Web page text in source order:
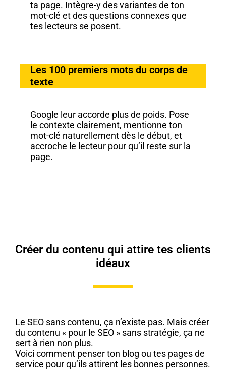
ta page. Intègre-y des variantes de ton
mot-clé et des questions connexes que
tes lecteurs se posent.
Les 100 premiers mots du corps de
texte
Google leur accorde plus de poids. Pose
le contexte clairement, mentionne ton
mot-clé naturellement dès le début, et
accroche le lecteur pour qu’il reste sur la
page.
Créer du contenu qui attire tes clients
idéaux
Le SEO sans contenu, ça n’existe pas. Mais créer
du contenu « pour le SEO » sans stratégie, ça ne
sert à rien non plus.
Voici comment penser ton blog ou tes pages de
service pour qu’ils attirent les bonnes personnes.